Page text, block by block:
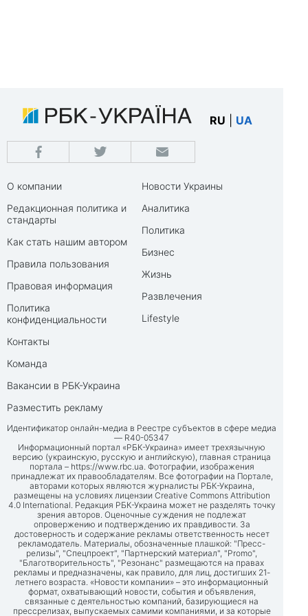
RU UA
О компании
Редакционная политика и
стандарты
Как стать нашим автором
Правила пользования
Правовая информация
Политика
конфиденциальности
Контакты
Команда
Вакансии в РБК-Украина
Разместить рекламу
Новости Украины
Аналитика
Политика
Бизнес
Жизнь
Развлечения
Lifestyle
Идентификатор онлайн-медиа в Реестре субъектов в сфере медиа
— R40-05347
Информационный портал «РБК-Украина» имеет трехязычную
версию (украинскую, русскую и английскую), главная страница
портала – https://www.rbc.ua. Фотографии, изображения
принадлежат их правообладателям. Все фотографии на Портале,
авторами которых являются журналисты РБК-Украина,
размещены на условиях лицензии Creative Commons Attribution
4.0 International. Редакция РБК-Украина может не разделять точку
зрения авторов. Оценочные суждения не подлежат
опровержению и подтверждению их правдивости. За
достоверность и содержание рекламы ответственность несет
рекламодатель. Материалы, обозначенные плашкой: "Пресс-
релизы", "Спецпроект", "Партнерский материал", "Promo",
"Благотворительность", "Резонанс" размещаются на правах
рекламы и предназначены, как правило, для лиц, достигших 21-
летнего возраста. «Новости компании» – это информационный
формат, охватывающий новости, события и объявления,
связанные с деятельностью компаний, базирующиеся на
прессрелизах, выпускаемых самими компаниями, и за которые